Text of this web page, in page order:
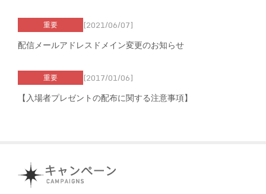
重要 [2021/06/07]
配信メールアドレスドメイン変更のお知らせ
重要 [2017/01/06]
【入場者プレゼントの配布に関する注意事項】